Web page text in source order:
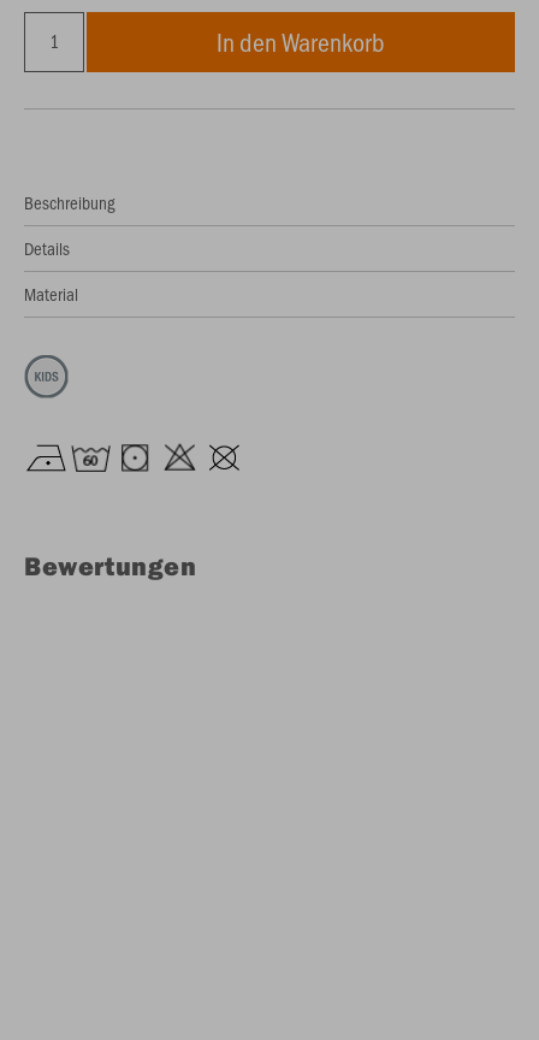
In den Warenkorb
Beschreibung
Details
Material
Bewertungen